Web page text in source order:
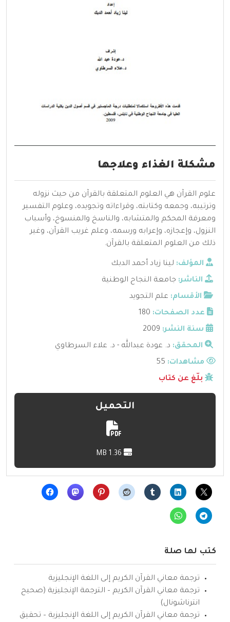
مشكلة الغذاء وعلاجها
علوم القرآن هي العلوم المتعلقة بالقرآن من حيث نزوله
وترتيبه، وجمعه وكتابته، وقراءاته وتجويده، وعلوم التفسير
ومعرفة المحكم والمتشابه، والناسخ والمنسوخ، وأسباب
النزول، وإعجازه، وإعرابه ورسمه، وعلم غريب القرآن، وغير
ذلك من العلوم المتعلقة بالقرآن.
المؤلف: لينا زياد أحمد الدبك
الناشر: جامعة النجاح الوطنية
الأقسام: علم التجويد
عدد الصفحات: 180
سنة النشر: 2009
المحقق: د. عودة عبدالله - د. علاء السرطاوي
مشاهدات:
بلّغ عن كتاب
التحميل
كتب لها صلة
ترجمة معاني القرآن الكريم إلى اللغة الإنجليزية
ترجمة معاني القرآن الكريم – الترجمة الإنجليزية (صحيح
انترناشونال)
ترجمة معاني القرآن الكريم إلى اللغة الإنجليزية – تحقيق